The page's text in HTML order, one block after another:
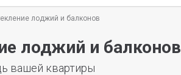
лоджий и балконов
лоджий и балконов
вашей квартиры